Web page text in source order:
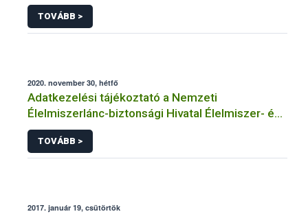
TOVÁBB >
2020. november 30, hétfő
Adatkezelési tájékoztató a Nemzeti
Élelmiszerlánc-biztonsági Hivatal Élelmiszer- és
Takarmánybiztonsági Igazgatósága közhatalmi
eljárásaihoz kapcsolódó adatkezeléséhez
TOVÁBB >
2017. január 19, csütörtök